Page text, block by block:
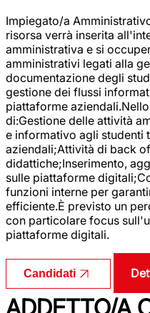
Impiegato/a
risorsa verrà inserita
amministrativa e si
amministrativi legati alla
documentazione degli
gestione dei flussi
piattaforme
di:Gestione delle attività
e informativo agli studenti
aziendali;Attività di back
didattiche;Inserimento,
sulle piattaforme
funzioni interne per
efficiente.È previsto un
con particolare focus
piattaforme digitali.
Candidati
ADDETTO/A